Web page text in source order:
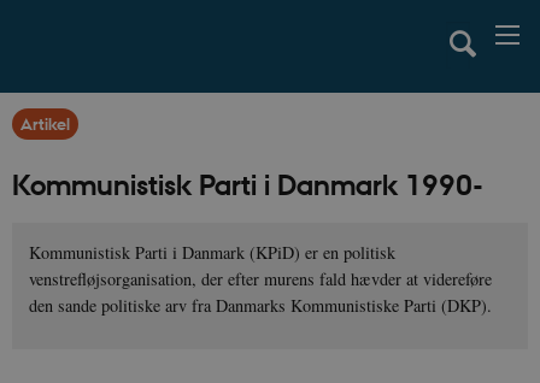
Artikel
Kommunistisk Parti i Danmark 1990-
Kommunistisk Parti i Danmark (KPiD) er en politisk
venstrefløjsorganisation, der efter murens fald hævder at videreføre
den sande politiske arv fra Danmarks Kommunistiske Parti (DKP).